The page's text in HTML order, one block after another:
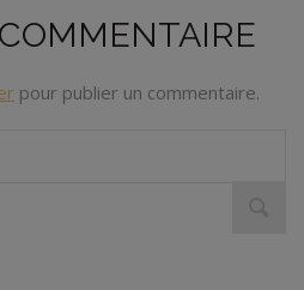
pour publier un commentaire.